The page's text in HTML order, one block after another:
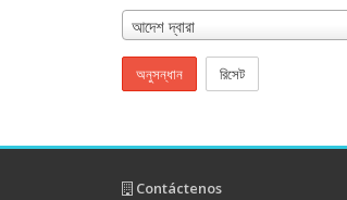
আদেশ দ্বারা
অনুসন্ধান রিসেট
Contáctenos